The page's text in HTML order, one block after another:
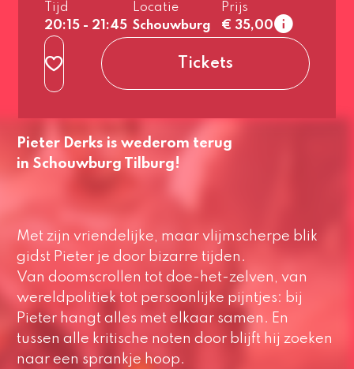
Tijd
20:15 - 21:45
Locatie
Schouwburg
Prijs
€ 35,00
normaal
2e rang
3e rang
Tickets
Pieter Derks is wederom terug
in Schouwburg Tilburg!
Met zijn vriendelijke, maar vlijmscherpe blik
gidst Pieter je door bizarre tijden.
Van doomscrollen tot doe-het-zelven, van
wereldpolitiek tot persoonlijke pijntjes: bij
Pieter hangt alles met elkaar samen. En
tussen alle kritische noten door blijft hij zoeken
naar een sprankje hoop.